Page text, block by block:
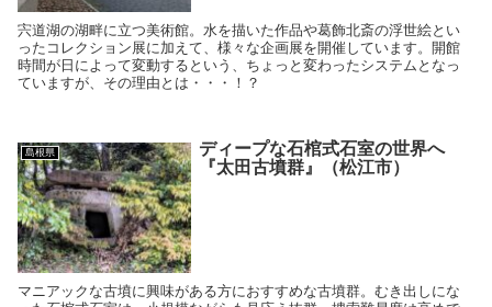
宍道湖の湖畔に立つ美術館。水を描いた作品や葛飾北斎の浮世絵とい
ったコレクション展に加えて、様々な企画展を開催しています。開館
時間が日によって変動するという、ちょっと変わったシステムとなっ
ていますが、その理由とは・・・！？
島根県
ディープな石棺式石室の世界へ
『太田古墳群』（松江市）
マニアックな古墳に興味がある方におすすめな古墳群。むき出しにな